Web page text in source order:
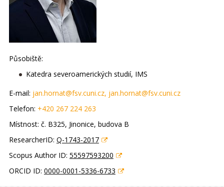
Působiště:
Katedra severoamerických studií, IMS
E-mail: jan.hornat@fsv.cuni.cz, jan.hornat@fsv.cuni.cz
Telefon: +420 267 224 263
Místnost: č. B325, Jinonice, budova B
ResearcherID: Q-1743-2017
Scopus Author ID: 55597593200
ORCID ID: 0000-0001-5336-6733